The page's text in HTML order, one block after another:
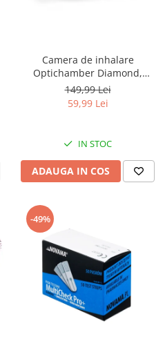
Camera de inhalare
Optichamber Diamond,
Philips Respironics, fara
masca
149,99 Lei
59,99 Lei
IN STOC
ADAUGA IN COS
-49%